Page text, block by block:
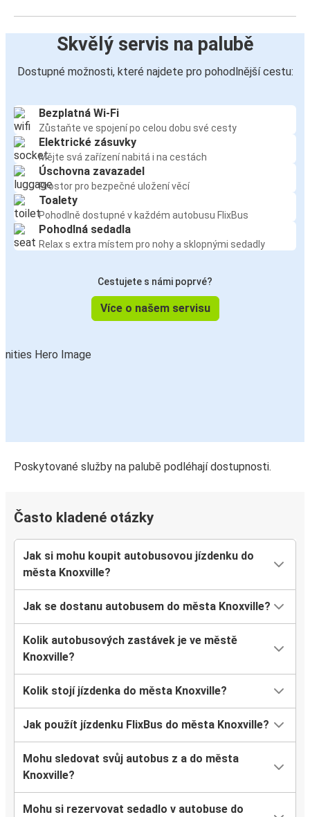
Skvělý servis na palubě
Dostupné možnosti, které najdete pro pohodlnější cestu:
Bezplatná Wi-Fi
Zůstaňte ve spojení po celou dobu své cesty
Elektrické zásuvky
Mějte svá zařízení nabitá i na cestách
Úschovna zavazadel
Prostor pro bezpečné uložení věcí
Toalety
Pohodlně dostupné v každém autobusu FlixBus
Pohodlná sedadla
Relax s extra místem pro nohy a sklopnými sedadly
Cestujete s námi poprvé?
Více o našem servisu
Poskytované služby na palubě podléhají dostupnosti.
Často kladené otázky
Jak si mohu koupit autobusovou jízdenku do
města Knoxville?
Jak se dostanu autobusem do města Knoxville?
Kolik autobusových zastávek je ve městě
Knoxville?
Kolik stojí jízdenka do města Knoxville?
Jak použít jízdenku FlixBus do města Knoxville?
Mohu sledovat svůj autobus z a do města
Knoxville?
Mohu si rezervovat sedadlo v autobuse do